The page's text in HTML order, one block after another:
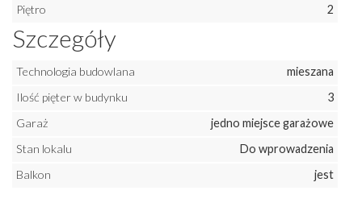
Piętro
2
Szczegóły
Technologia budowlana
mieszana
Ilość pięter w budynku
3
Garaż
jedno miejsce garażowe
Stan lokalu
Do wprowadzenia
Balkon
jest